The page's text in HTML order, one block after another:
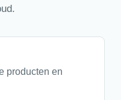
producten en